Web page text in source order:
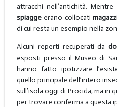
attracchi nell’antichità.
spiaggeerano collocati
di cui resta un esempio nella
Alcuni reperti recuperati da
esposti presso il Museo di
hanno fatto ipotizzare
quello principale dell’intero
sull’isola oggi di Procida, ma in
per trovare conferma a questa